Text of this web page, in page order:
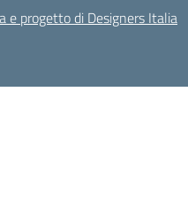
e progetto di Designers Italia